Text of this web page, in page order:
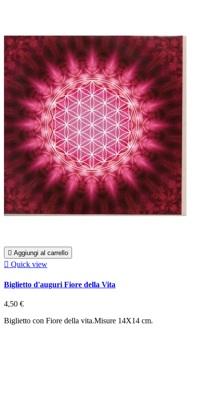
 Aggiungi al carrello
 Quick view
Biglietto d'auguri Fiore della Vita
4,50 €
Biglietto con Fiore della vita.Misure 14X14 cm.